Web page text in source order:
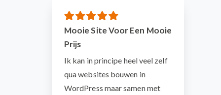
Mooie Site Voor Een Mooie
Prijs
Ik kan in principe heel veel zelf
qua websites bouwen in
WordPress maar samen met